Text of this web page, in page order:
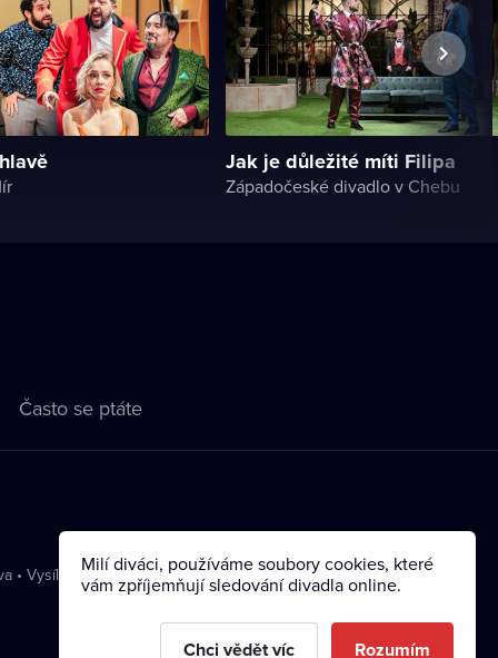
Jak je důležité míti Filipa
Západočeské divadlo v Chebu
Často se ptáte
• Vysílání
Milí diváci, používáme soubory cookies, které
vám zpříjemňují sledování divadla online.
Chci vědět víc Rozumím